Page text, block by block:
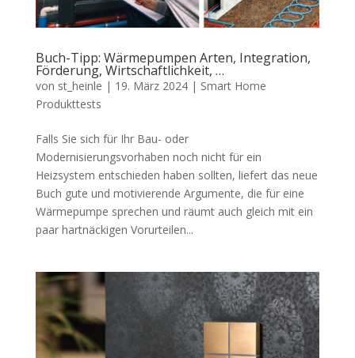
Buch-Tipp: Wärmepumpen Arten, Integration,
Förderung, Wirtschaftlichkeit, …
von st_heinle | 19. März 2024| Smart Home
Produkttests
Falls Sie sich für Ihr Bau- oder
Modernisierungsvorhaben noch nicht für ein
Heizsystem entschieden haben sollten, liefert das neue
Buch gute und motivierende Argumente, die für eine
Wärmepumpe sprechen und räumt auch gleich mit ein
paar hartnäckigen Vorurteilen...